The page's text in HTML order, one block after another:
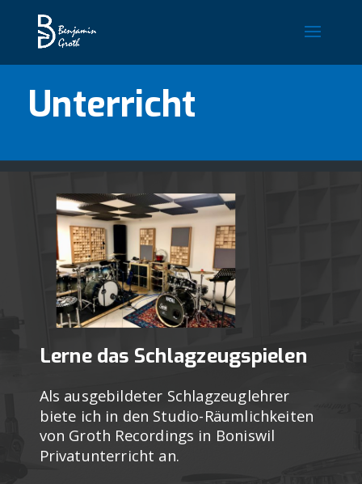
Unterricht
Lerne das Schlagzeugspielen
Als ausgebildeter Schlagzeuglehrer
biete ich in den Studio-Räumlichkeiten
von Groth Recordings in Boniswil
Privatunterricht an.